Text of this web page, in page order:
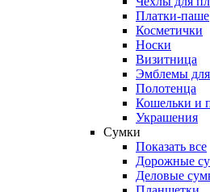
Платки-паше
Косметички
Носки
Визитница
Эмблемы
Полотенца
Кошельки и
Украшения
Сумки
Показать все
Дорожные
Деловые